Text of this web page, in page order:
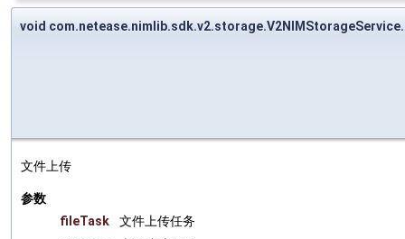
void
文件上传
参数
fileTask
文件上传任务